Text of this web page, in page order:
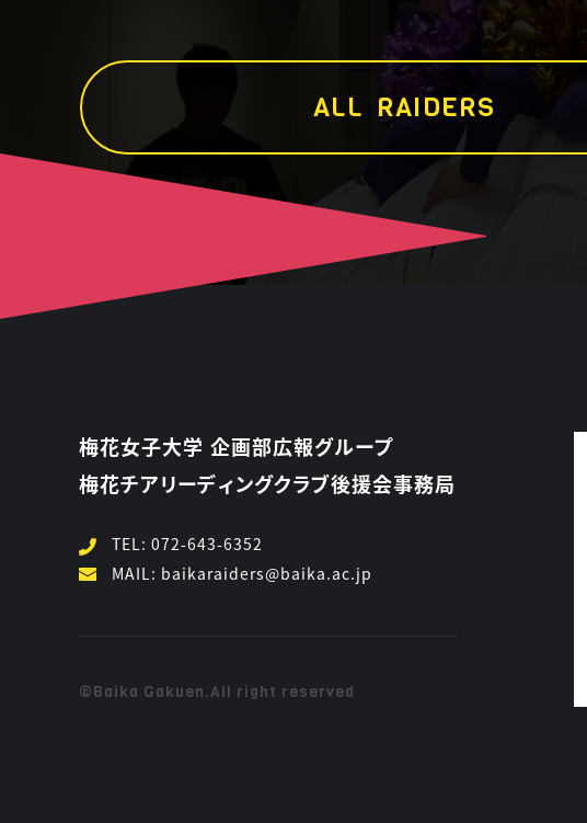
ALL RAIDERS
梅花女子大学 企画部広報グループ
梅花チアリーディングクラブ後援会事務局
TEL: 072-643-6352
MAIL: baikaraiders@baika.ac.jp
©Baika Gakuen.All right reserved